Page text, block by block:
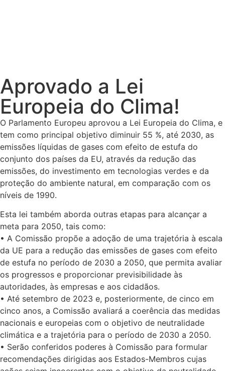
Aprovado a Lei
Europeia do Clima!
O Parlamento Europeu aprovou a Lei Europeia do Clima, e
tem como principal objetivo diminuir 55 %, até 2030, as
emissões líquidas de gases com efeito de estufa do
conjunto dos países da EU, através da redução das
emissões, do investimento em tecnologias verdes e da
proteção do ambiente natural, em comparação com os
níveis de 1990.
Esta lei também aborda outras etapas para alcançar a
meta para 2050, tais como:
• A Comissão propõe a adoção de uma trajetória à escala
da UE para a redução das emissões de gases com efeito
de estufa no período de 2030 a 2050, que permita avaliar
os progressos e proporcionar previsibilidade às
autoridades, às empresas e aos cidadãos.
• Até setembro de 2023 e, posteriormente, de cinco em
cinco anos, a Comissão avaliará a coerência das medidas
nacionais e europeias com o objetivo de neutralidade
climática e a trajetória para o período de 2030 a 2050.
• Serão conferidos poderes à Comissão para formular
recomendações dirigidas aos Estados-Membros cujas